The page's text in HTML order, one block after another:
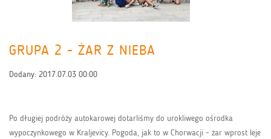
GRUPA 2 - ŻAR Z NIEBA
Dodany: 2017.07.03 00:00
Po długiej podróży autokarowej dotarliśmy do urokliwego ośrodka
wypoczynkowego w Kraljevicy. Pogoda, jak to w Chorwacji - żar wprost leje